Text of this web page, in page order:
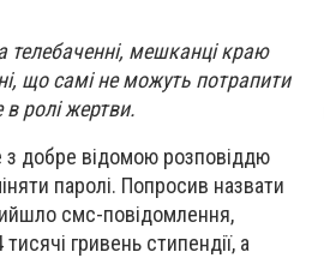
телебаченні, мешканці краю
що самі не можуть потрапити
в ролі жертви.
з добре відомою розповіддю
паролі. Попросив назвати
смс-повідомлення,
гривень стипендії, а